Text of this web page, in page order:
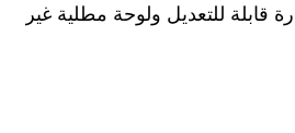
قابلة للتعديل ولوحة مطلية غير